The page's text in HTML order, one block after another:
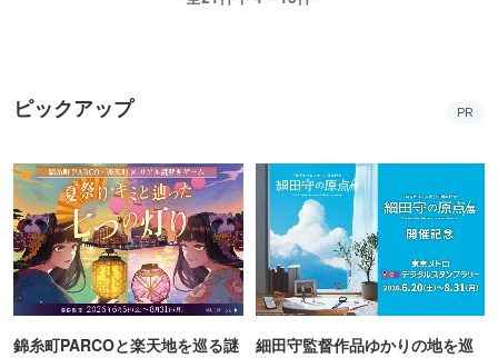
ピックアップ PR
錦糸町PARCOと楽天地を巡る謎
細田守監督作品ゆかりの地を巡